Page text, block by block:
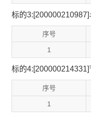
标的
序号
1
标的
序号
1